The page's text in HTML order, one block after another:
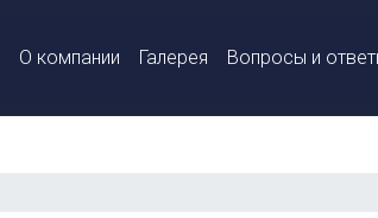
О компании Галерея Вопросы и